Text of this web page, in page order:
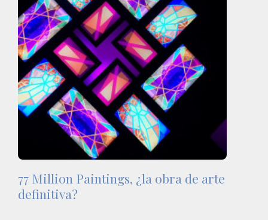
77 Million Paintings, ¿la obra de arte
definitiva?